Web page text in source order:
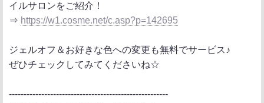
イルサロンをご紹介！
⇒ https://w1.cosme.net/c.asp?p=142695
ジェルオフ＆お好きな色への変更も無料でサービス♪
ぜひチェックしてみてくださいね☆
------------------------------------------------------